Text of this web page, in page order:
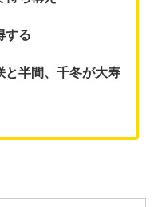
する
と半間、千冬が大寿